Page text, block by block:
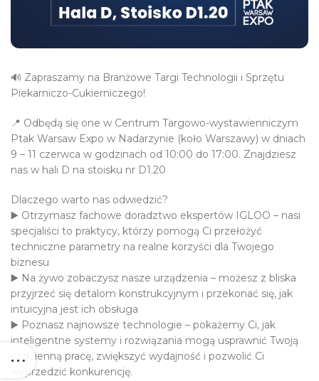
🔊 Zapraszamy na Branżowe Targi Technologii i Sprzętu
Piekarniczo-Cukierniczego!
📍 Odbędą się one w Centrum Targowo-wystawienniczym
Ptak Warsaw Expo w Nadarzynie (koło Warszawy) w dniach
9 – 11 czerwca w godzinach od 10:00 do 17:00. Znajdziesz
nas w hali D na stoisku nr D1.20
Dlaczego warto nas odwiedzić?
▶️ Otrzymasz fachowe doradztwo ekspertów IGLOO – nasi
specjaliści to praktycy, którzy pomogą Ci przełożyć
techniczne parametry na realne korzyści dla Twojego
biznesu
▶️ Na żywo zobaczysz nasze urządzenia – możesz z bliska
przyjrzeć się detalom konstrukcyjnym i przekonać się, jak
intuicyjna jest ich obsługa
▶️ Poznasz najnowsze technologie – pokażemy Ci, jak
inteligentne systemy i rozwiązania mogą usprawnić Twoją
codzienną pracę, zwiększyć wydajność i pozwolić Ci
wyprzedzić konkurencję.